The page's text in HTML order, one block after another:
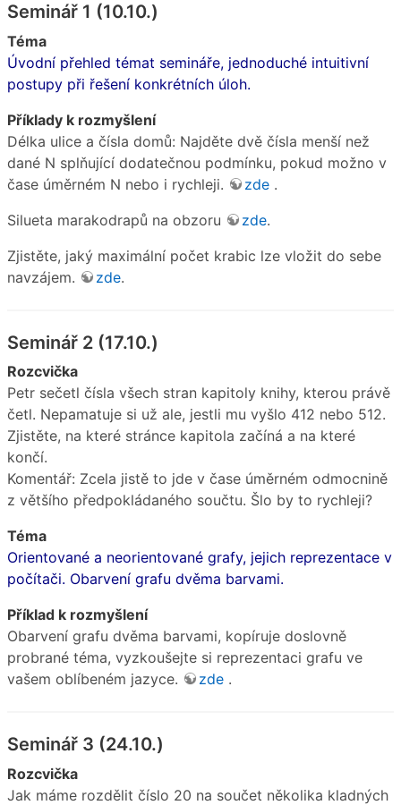
Seminář 1 (10.10.)
Téma
Úvodní přehled témat semináře, jednoduché intuitivní
postupy při řešení konkrétních úloh.
Příklady k rozmyšlení
Délka ulice a čísla domů: Najděte dvě čísla menší než
dané N splňující dodatečnou podmínku, pokud možno v
čase úměrném N nebo i rychleji.
zde .
Silueta marakodrapů na obzoru
zde.
Zjistěte, jaký maximální počet krabic lze vložit do sebe
navzájem.
zde.
Seminář 2 (17.10.)
Rozcvička
Petr sečetl čísla všech stran kapitoly knihy, kterou právě
četl. Nepamatuje si už ale, jestli mu vyšlo 412 nebo 512.
Zjistěte, na které stránce kapitola začíná a na které
končí.
Komentář: Zcela jistě to jde v čase úměrném odmocnině
z většího předpokládaného součtu. Šlo by to rychleji?
Téma
Orientované a neorientované grafy, jejich reprezentace v
počítači. Obarvení grafu dvěma barvami.
Příklad k rozmyšlení
Obarvení grafu dvěma barvami, kopíruje doslovně
probrané téma, vyzkoušejte si reprezentaci grafu ve
vašem oblíbeném jazyce.
zde .
Seminář 3 (24.10.)
Rozcvička
Jak máme rozdělit číslo 20 na součet několika kladných